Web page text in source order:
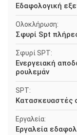
Εδαφολογική
Ολοκλήρωση:
Σφυρί Spt
Σφυρί SPT:
Ενεργειακή
ρουλεμάν
SPT:
Κατασκευαστές
Εργαλεία:
Εργαλεία